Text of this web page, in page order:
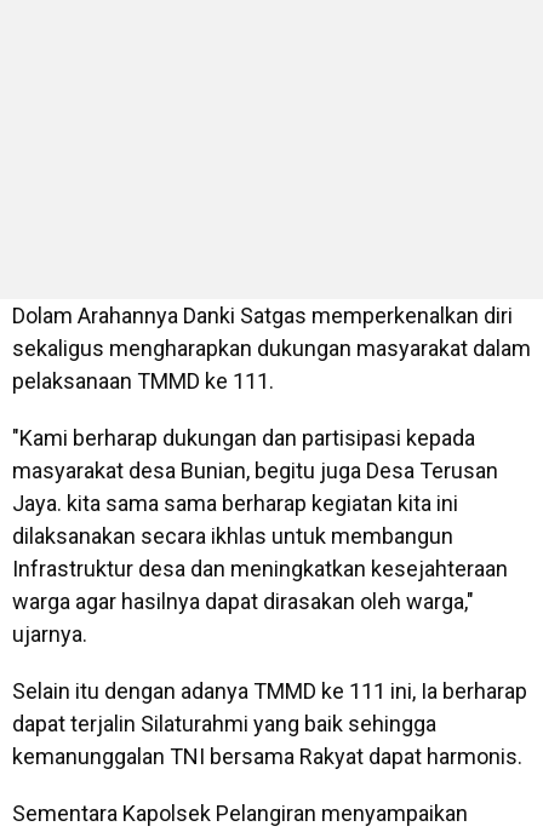
Dolam Arahannya Danki Satgas memperkenalkan diri
sekaligus mengharapkan dukungan masyarakat dalam
pelaksanaan TMMD ke 111.
"Kami berharap dukungan dan partisipasi kepada
masyarakat desa Bunian, begitu juga Desa Terusan
Jaya. kita sama sama berharap kegiatan kita ini
dilaksanakan secara ikhlas untuk membangun
Infrastruktur desa dan meningkatkan kesejahteraan
warga agar hasilnya dapat dirasakan oleh warga,"
ujarnya.
Selain itu dengan adanya TMMD ke 111 ini, Ia berharap
dapat terjalin Silaturahmi yang baik sehingga
kemanunggalan TNI bersama Rakyat dapat harmonis.
Sementara Kapolsek Pelangiran menyampaikan